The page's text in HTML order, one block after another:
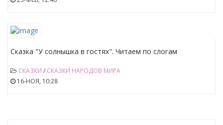
Сказка "У солнышка в гостях". Читаем по слогам
СКАЗКИ / СКАЗКИ НАРОДОВ МИРА
16-НОЯ, 10:28